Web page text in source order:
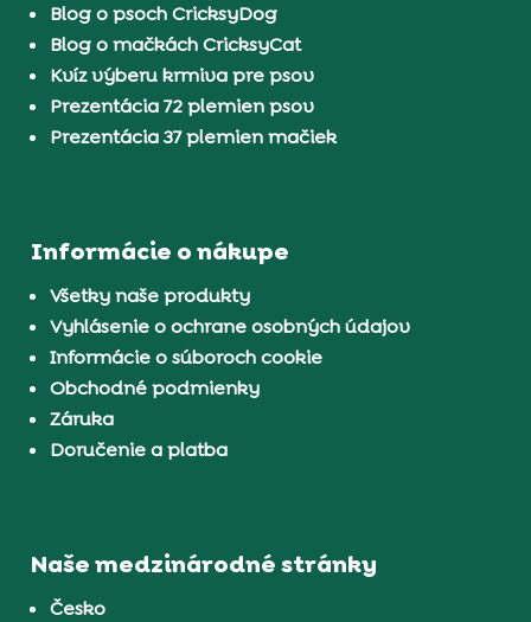
Blog o psoch CricksyDog
Blog o mačkách CricksyCat
Kvíz výberu krmiva pre psov
Prezentácia 72 plemien psov
Prezentácia 37 plemien mačiek
Informácie o nákupe
Všetky naše produkty
Vyhlásenie o ochrane osobných údajov
Informácie o súboroch cookie
Obchodné podmienky
Záruka
Doručenie a platba
Naše medzinárodné stránky
Česko